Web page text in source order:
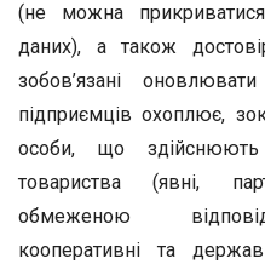
(не можна
даних), а також
зобов’язані
підприємців охоплює,
особи, що здійснюють
товариства (явні,
обмеженою
кооперативні та